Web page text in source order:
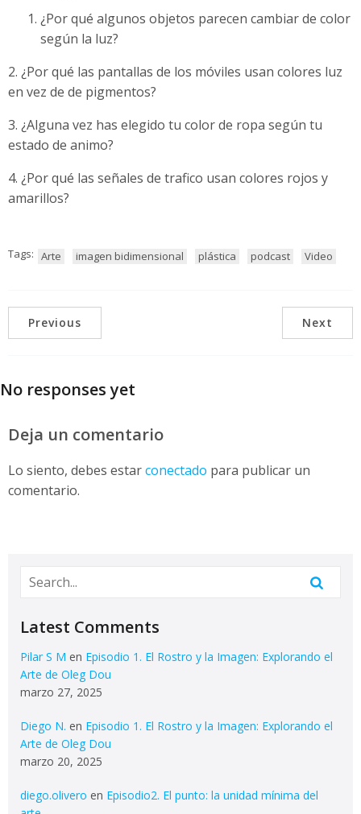
¿Por qué algunos objetos parecen cambiar de color
según la luz?
2. ¿Por qué las pantallas de los móviles usan colores luz
en vez de de pigmentos?
3. ¿Alguna vez has elegido tu color de ropa según tu
estado de animo?
4. ¿Por qué las señales de trafico usan colores rojos y
amarillos?
Tags: Arte imagen bidimensional plástica podcast Video
Previous Next
No responses yet
Deja un comentario
Lo siento, debes estarconectado para publicar un
comentario.
Latest Comments
Pilar S M en Episodio 1. El Rostro y la Imagen: Explorando el
Arte de Oleg Dou
marzo 27, 2025
Diego N. en Episodio 1. El Rostro y la Imagen: Explorando el
Arte de Oleg Dou
marzo 20, 2025
diego.olivero en Episodio2. El punto: la unidad mínima del